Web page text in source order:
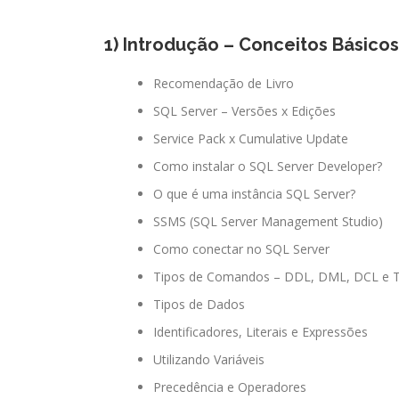
1) Introdução – Conceitos Básicos
Recomendação de Livro
SQL Server – Versões x Edições
Service Pack x Cumulative Update
Como instalar o SQL Server Developer?
O que é uma instância SQL Server?
SSMS (SQL Server Management Studio)
Como conectar no SQL Server
Tipos de Comandos – DDL, DML, DCL e
Tipos de Dados
Identificadores, Literais e Expressões
Utilizando Variáveis
Precedência e Operadores